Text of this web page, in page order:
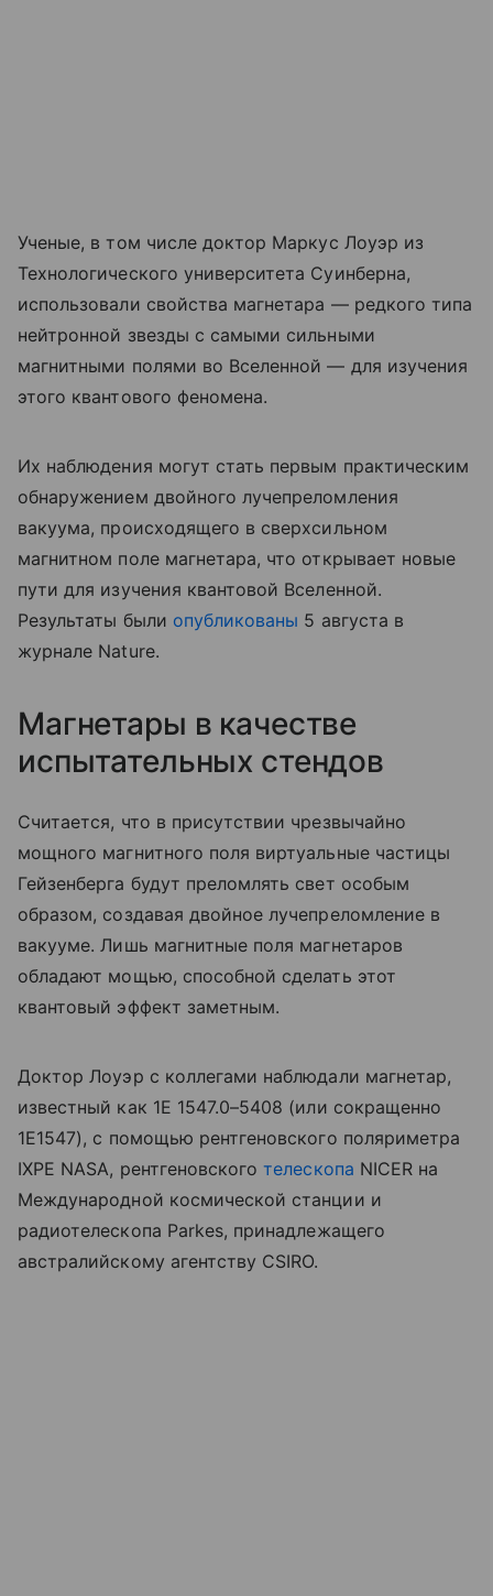
Ученые, в том числе доктор Маркус Лоуэр из
Технологического университета Суинберна,
использовали свойства магнетара — редкого типа
нейтронной звезды с самыми сильными
магнитными полями во Вселенной — для изучения
этого квантового феномена.
Их наблюдения могут стать первым практическим
обнаружением двойного лучепреломления
вакуума, происходящего в сверхсильном
магнитном поле магнетара, что открывает новые
пути для изучения квантовой Вселенной.
Результаты были опубликованы 5 августа в
журнале Nature.
Магнетары в качестве
испытательных стендов
Считается, что в присутствии чрезвычайно
мощного магнитного поля виртуальные частицы
Гейзенберга будут преломлять свет особым
образом, создавая двойное лучепреломление в
вакууме. Лишь магнитные поля магнетаров
обладают мощью, способной сделать этот
квантовый эффект заметным.
Доктор Лоуэр с коллегами наблюдали магнетар,
известный как 1E 1547.0–5408 (или сокращенно
1E1547), с помощью рентгеновского поляриметра
IXPE NASA, рентгеновскоготелескопа NICER на
Международной космической станции и
радиотелескопа Parkes, принадлежащего
австралийскому агентству CSIRO.